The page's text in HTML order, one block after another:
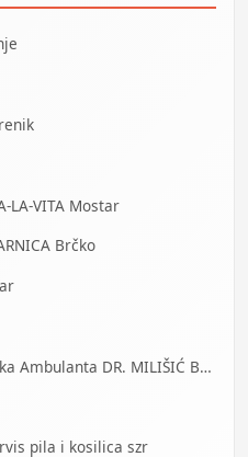
LA-VITA Mostar
Brčko
Z.U. Specijalistička Pedijatrijska Ambulanta DR. MILIŠIĆ Banja Luka
pila i kosilica szr